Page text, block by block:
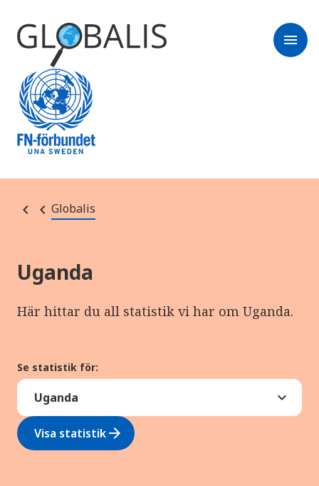
menu
Globalis
Uganda
Här hittar du all statistik vi har om Uganda.
Se statistik för:
Visa statistikarrow_forward